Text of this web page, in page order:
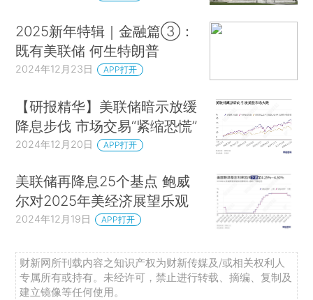
2025新年特辑｜金融篇③：
既有美联储 何生特朗普
2024年12月23日 APP打开
【研报精华】美联储暗示放缓
降息步伐 市场交易“紧缩恐慌”
2024年12月20日 APP打开
美联储再降息25个基点 鲍威
尔对2025年美经济展望乐观
2024年12月19日 APP打开
财新网所刊载内容之知识产权为财新传媒及/或相关权利人
专属所有或持有。未经许可，禁止进行转载、摘编、复制及
建立镜像等任何使用。